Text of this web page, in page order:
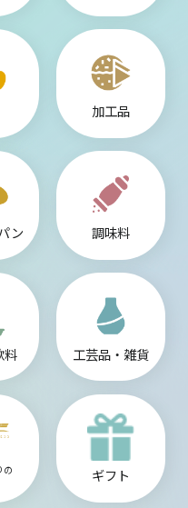
加工品
ン 調味料
料 工芸品・雑貨
の
ギフト